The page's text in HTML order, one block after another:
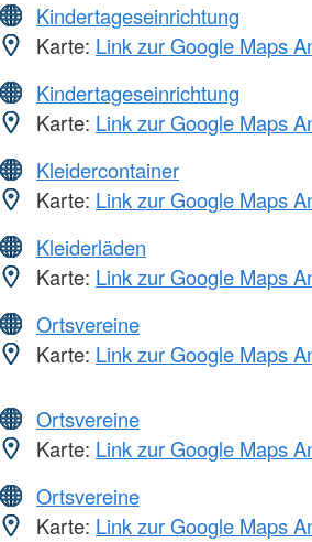
Kindertageseinrichtung
Karte: Link zur Google Maps
Kindertageseinrichtung
Karte: Link zur Google Maps
Kleidercontainer
Karte: Link zur Google Maps
Kleiderläden
Karte: Link zur Google Maps
Ortsvereine
Karte: Link zur Google Maps
Ortsvereine
Karte: Link zur Google Maps
Ortsvereine
Karte: Link zur Google Maps